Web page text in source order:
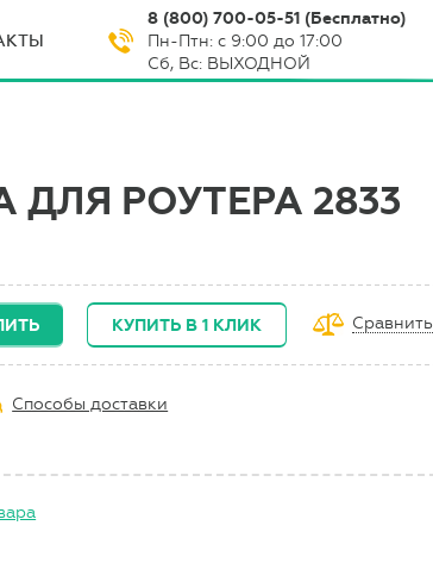
8 (800) 700-05-51 (Бесплатно)
Пн-Птн: с 9:00 до 17:00
Сб, Вс: ВЫХОДНОЙ
РОУТЕРА 2833
КУПИТЬ В 1 КЛИК Сравнить
Способы доставки